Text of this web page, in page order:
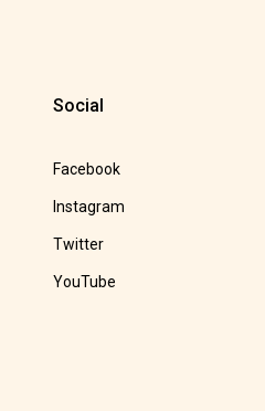
Social
Facebook
Instagram
Twitter
YouTube